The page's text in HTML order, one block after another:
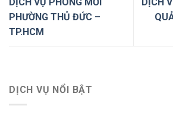
PHƯỜNG THỦ ĐỨC –
TP.HCM
DỊCH VỤ NỔI BẬT